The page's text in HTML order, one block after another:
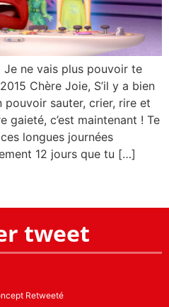
Je ne vais plus pouvoir te
Chère Joie, S’il y a bien
sauter, crier, rire et
gaieté, c’est maintenant ! Te
longues journées
12 jours que tu […]
tweet
Retweeté